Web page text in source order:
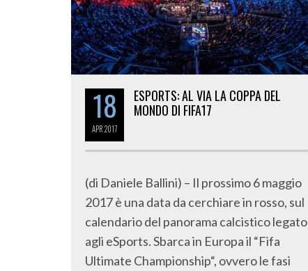
18
APR2017
ESPORTS: AL VIA LA COPPA DEL
MONDO DI FIFA17
(di Daniele Ballini) – Il prossimo 6 maggio
2017 è una data da cerchiare in rosso, sul
calendario del panorama calcistico legato
agli eSports. Sbarca in Europa il “Fifa
Ultimate Championship“, ovvero le fasi